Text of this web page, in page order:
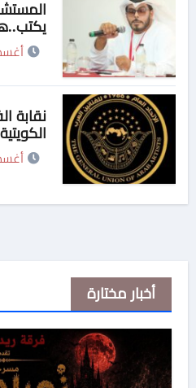
أغسطس
نقابة
من
أغسطس
أخبار مختارة